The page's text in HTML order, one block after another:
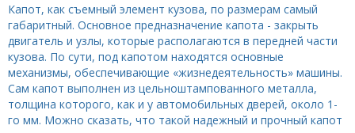
Капот, как съемный элемент кузова, по размерам самый
габаритный. Основное предназначение капота - закрыть
двигатель и узлы, которые располагаются в передней части
кузова. По сути, под капотом находятся основные
механизмы, обеспечивающие «жизнедеятельность» машины.
Сам капот выполнен из цельноштампованного металла,
толщина которого, как и у автомобильных дверей, около 1-
го мм. Можно сказать, что такой надежный и прочный капот